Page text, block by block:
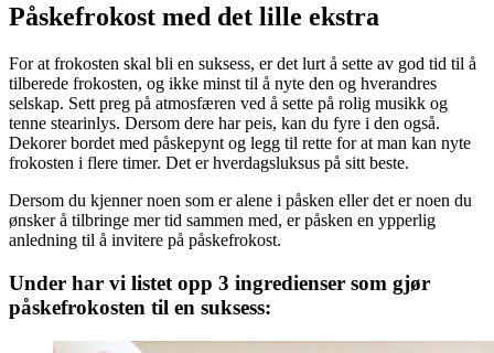
Påskefrokost med det lille ekstra
For at frokosten skal bli en suksess, er det lurt å sette av god tid til å
tilberede frokosten, og ikke minst til å nyte den og hverandres
selskap. Sett preg på atmosfæren ved å sette på rolig musikk og
tenne stearinlys. Dersom dere har peis, kan du fyre i den også.
Dekorer bordet med påskepynt og legg til rette for at man kan nyte
frokosten i flere timer. Det er hverdagsluksus på sitt beste.
Dersom du kjenner noen som er alene i påsken eller det er noen du
ønsker å tilbringe mer tid sammen med, er påsken en ypperlig
anledning til å invitere på påskefrokost.
Under har vi listet opp 3 ingredienser som gjør
påskefrokosten til en suksess: